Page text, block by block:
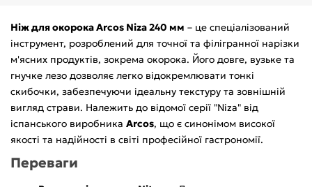
Ніж для окорока Arcos Niza 240 мм – це спеціалізований
інструмент, розроблений для точної та філігранної нарізки
м'ясних продуктів, зокрема окорока. Його довге, вузьке та
гнучке лезо дозволяє легко відокремлювати тонкі
скибочки, забезпечуючи ідеальну текстуру та зовнішній
вигляд страви. Належить до відомої серії "Niza" від
іспанського виробника Arcos, що є синонімом високої
якості та надійності в світі професійної гастрономії.
Переваги